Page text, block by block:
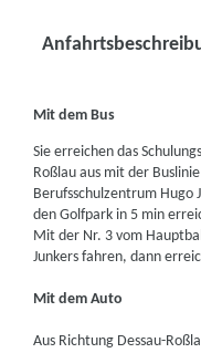
Mit dem Bus
Sie erreichen das
Roßlau aus mit der
Berufsschulzentrum Hugo
den Golfpark in 5 min
Mit der Nr. 3 vom
Junkers fahren, dann
Mit dem Auto
Aus Richtung Dessau-